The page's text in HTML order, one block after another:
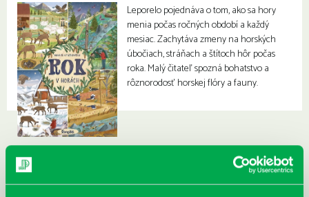
Leporelo pojednáva o tom, ako sa hory
menia počas ročných období a každý
mesiac. Zachytáva zmeny na horských
úbočiach, stráňach a štítoch hôr počas
roka. Malý čitateľ spozná bohatstvo a
rôznorodosť horskej flóry a fauny.